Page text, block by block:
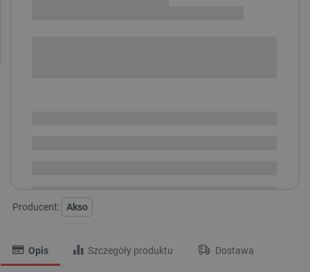
Producent: Akso
Opis Szczegóły produktu Dostawa